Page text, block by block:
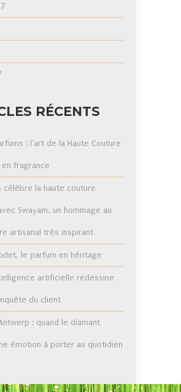
RÉCENTS
: l’art de la Haute Couture
fragrance
célèbre la haute couture
Swayam, un hommage au
artisanal très inspirant
le parfum en héritage
artificielle redessine
du client
: quand le diamant
émotion à porter au quotidien